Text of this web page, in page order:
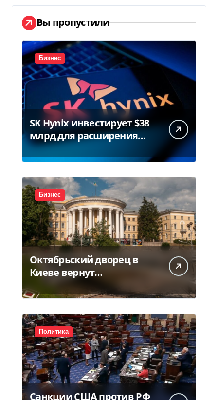
Вы пропустили
Бизнес
SK Hynix инвестирует $38
млрд для расширения
заводов в Южной Корее
Бизнес
Октябрьский дворец в
Киеве вернут
государству — решение
суда — Delo.ua
Политика
Санкции США против РФ